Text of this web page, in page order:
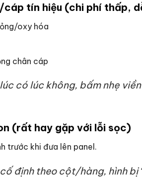
cáp tín hiệu (chi phí thấp,
oxy hóa
chân cáp
có lúc không, bấm nhẹ
(rất hay gặp với lỗi sọc)
trước khi đưa lên panel.
định theo cột/hàng, hình bị